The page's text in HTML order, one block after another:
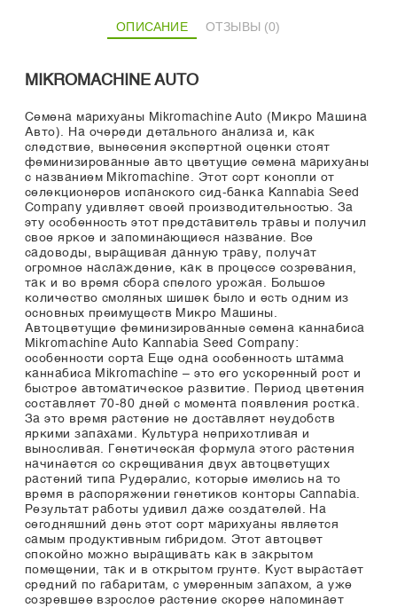
ОПИСАНИЕ ОТЗЫВЫ (0)
MIKROMACHINE AUTO
Семена марихуаны Mikromachine Auto (Микро Машина
Авто). На очереди детального анализа и, как
следствие, вынесения экспертной оценки стоят
феминизированные авто цветущие семена марихуаны
с названием Mikromachine. Этот сорт конопли от
селекционеров испанского сид-банка Kannabia Seed
Company удивляет своей производительностью. За
эту особенность этот представитель травы и получил
свое яркое и запоминающиеся название. Все
садоводы, выращивая данную траву, получат
огромное наслаждение, как в процессе созревания,
так и во время сбора спелого урожая. Большое
количество смоляных шишек было и есть одним из
основных преимуществ Микро Машины.
Автоцветущие феминизированные семена каннабиса
Mikromachine Auto Kannabia Seed Company:
особенности сорта Еще одна особенность штамма
каннабиса Mikromachine – это его ускоренный рост и
быстрое автоматическое развитие. Период цветения
составляет 70-80 дней с момента появления ростка.
За это время растение не доставляет неудобств
яркими запахами. Культура неприхотливая и
выносливая. Генетическая формула этого растения
начинается со скрещивания двух автоцветущих
растений типа Рудералис, которые имелись на то
время в распоряжении генетиков конторы Cannabia.
Результат работы удивил даже создателей. На
сегодняшний день этот сорт марихуаны является
самым продуктивным гибридом. Этот автоцвет
спокойно можно выращивать как в закрытом
помещении, так и в открытом грунте. Куст вырастает
средний по габаритам, с умеренным запахом, а уже
созревшее взрослое растение скорее напоминает